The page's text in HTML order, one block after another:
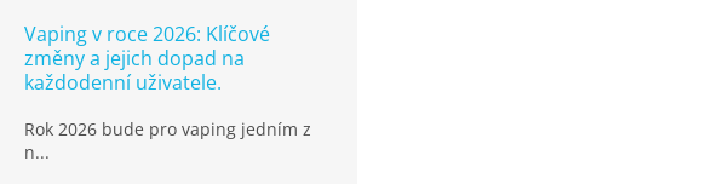
Vaping v roce 2026: Klíčové
změny a jejich dopad na
každodenní uživatele.
Rok 2026 bude pro vaping jedním z
n...